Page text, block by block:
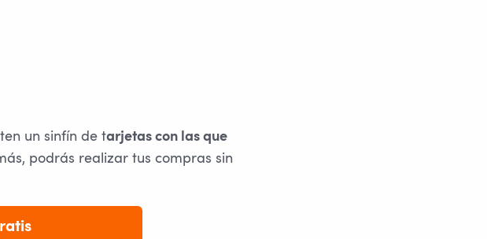
un sinfín de tarjetas con las que
podrás realizar tus compras sin